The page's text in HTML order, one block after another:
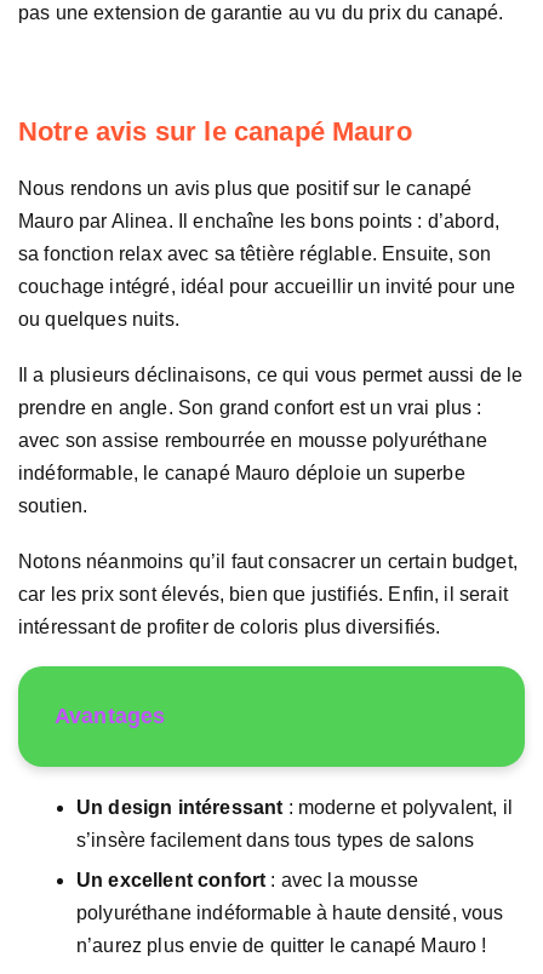
pas une extension de garantie au vu du prix du canapé.
Notre avis sur le canapé Mauro
Nous rendons un avis plus que positif sur le canapé
Mauro par Alinea. Il enchaîne les bons points : d’abord,
sa fonction relax avec sa têtière réglable. Ensuite, son
couchage intégré, idéal pour accueillir un invité pour une
ou quelques nuits.
Il a plusieurs déclinaisons, ce qui vous permet aussi de le
prendre en angle. Son grand confort est un vrai plus :
avec son assise rembourrée en mousse polyuréthane
indéformable, le canapé Mauro déploie un superbe
soutien.
Notons néanmoins qu’il faut consacrer un certain budget,
car les prix sont élevés, bien que justifiés. Enfin, il serait
intéressant de profiter de coloris plus diversifiés.
Avantages
Un design intéressant : moderne et polyvalent, il
s’insère facilement dans tous types de salons
Un excellent confort : avec la mousse
polyuréthane indéformable à haute densité, vous
n’aurez plus envie de quitter le canapé Mauro !